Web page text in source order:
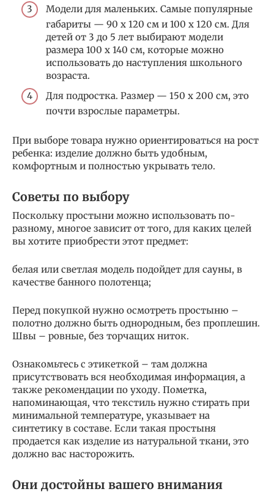
Модели для маленьких. Самые популярные
габариты — 90 х 120 см и 100 х 120 см. Для
детей от 3 до 5 лет выбирают модели
размера 100 х 140 см, которые можно
использовать до наступления школьного
возраста.
Для подростка. Размер — 150 х 200 см, это
почти взрослые параметры.
При выборе товара нужно ориентироваться на рост
ребенка: изделие должно быть удобным,
комфортным и полностью укрывать тело.
Советы по выбору
Поскольку простыни можно использовать по-
разному, многое зависит от того, для каких целей
вы хотите приобрести этот предмет:
белая или светлая модель подойдет для сауны, в
качестве банного полотенца;
Перед покупкой нужно осмотреть простыню –
полотно должно быть однородным, без проплешин.
Швы – ровные, без торчащих ниток.
Ознакомьтесь с этикеткой – там должна
присутствовать вся необходимая информация, а
также рекомендации по уходу. Пометка,
напоминающая, что текстиль нужно стирать при
минимальной температуре, указывает на
синтетику в составе. Если такая простыня
продается как изделие из натуральной ткани, это
должно вас насторожить.
Они достойны вашего внимания